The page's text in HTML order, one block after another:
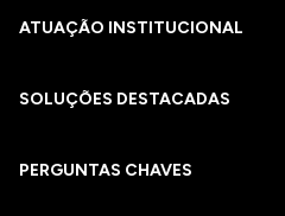
ATUAÇÃO INSTITUCIONAL
SOLUÇÕES DESTACADAS
PERGUNTAS CHAVES​